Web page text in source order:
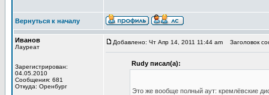
Вернуться к началу
Иванов
Лауреат
Зарегистрирован:
04.05.2010
Сообщения: 681
Откуда: Оренбург
Добавлено: Чт Апр 14, 2011 11:44 am Заголовок
Rudy писал(а):
Это же вообще полный аут: кремлёвские